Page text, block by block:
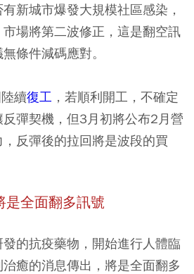
新城市爆發大規模社區感染，
場將第二波修正，這是翻空訊
條件減碼應對。
續復工 ，若順利開工，不確定
彈契機，但3月初將公布2月營
反彈後的拉回將是波段的買
是全面翻多訊號
的抗疫藥物，開始進行人體臨
癒的消息傳出，將是全面翻多